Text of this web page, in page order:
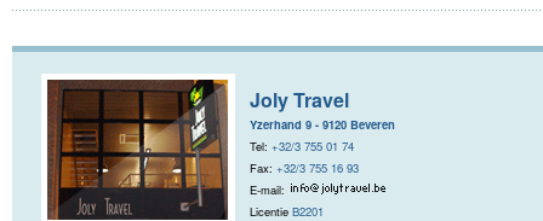
Joly Travel
Yzerhand 9 - 9120 Beveren
Tel: +32/3 755 01 74
Fax: +32/3 755 16 93
E-mail:
Licentie B2201